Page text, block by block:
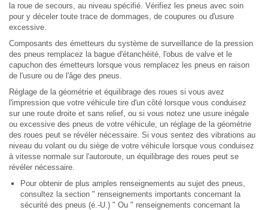
la roue de secours, au niveau spécifié. Vérifiez les pneus avec soin
pour y déceler toute trace de dommages, de coupures ou d'usure
excessive.
Composants des émetteurs du système de surveillance de la pression
des pneus remplacez la bague d'étanchéité, l'obus de valve et le
capuchon des émetteurs lorsque vous remplacez les pneus en raison
de l'usure ou de l'âge des pneus.
Réglage de la géométrie et équilibrage des roues si vous avez
l'impression que votre véhicule tire d'un côté lorsque vous conduisez
sur une route droite et sans relief, ou si vous notez une usure inégale
ou excessive des pneus de votre véhicule, un réglage de la géométrie
des roues peut se révéler nécessaire. Si vous sentez des vibrations au
niveau du volant ou du siège de votre véhicule lorsque vous conduisez
à vitesse normale sur l'autoroute, un équilibrage des roues peut se
révéler nécessaire.
Pour obtenir de plus amples renseignements au sujet des pneus,
consultez la section " renseignements importants concernant la
sécurité des pneus (é.-U.) " Ou " renseignements concernant la